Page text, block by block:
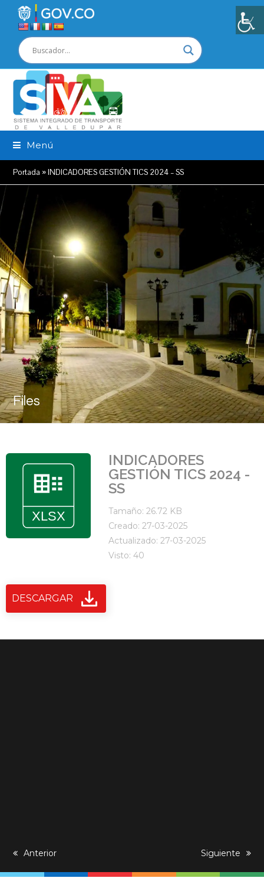
Menú
Portada »INDICADORES GESTIÓN TICS 2024 – SS
Files
INDICADORES
GESTIÓN TICS 2024 -
SS
Tamaño: 26.72 KB
Creado: 27-03-2025
Actualizado: 27-03-2025
Visto: 40
DESCARGAR
previous
Anterior
next
Siguiente